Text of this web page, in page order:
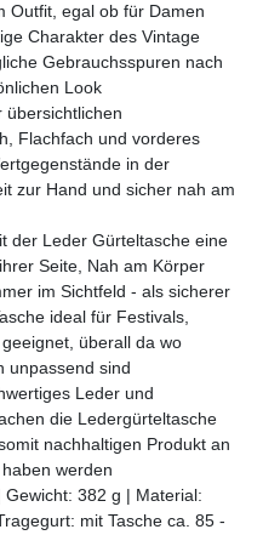
Outfit, egal ob für Damen
Charakter des Vintage
Gebrauchsspuren nach
Look
übersichtlichen
Flachfach und vorderes
in der
zur Hand und sicher nah am
der Leder Gürteltasche eine
Seite, Nah am Körper
im Sichtfeld - als sicherer
ideal für Festivals,
überall da wo
unpassend sind
Leder und
die Ledergürteltasche
nachhaltigen Produkt an
werden
382 g | Material:
mit Tasche ca. 85 -